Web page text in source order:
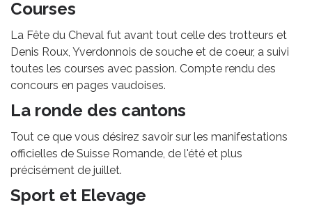
Courses
La Fête du Cheval fut avant tout celle des trotteurs et
Denis Roux, Yverdonnois de souche et de coeur, a suivi
toutes les courses avec passion. Compte rendu des
concours en pages vaudoises.
La ronde des cantons
Tout ce que vous désirez savoir sur les manifestations
officielles de Suisse Romande, de l'été et plus
précisément de juillet.
Sport et Elevage